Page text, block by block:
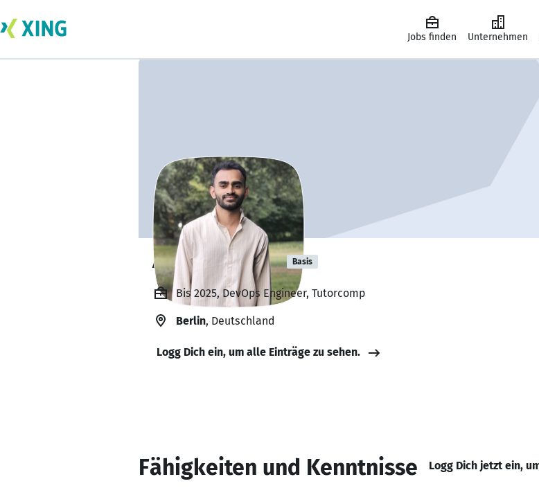
Jobs finden Unternehmen
Ajmal Koradan Basis
Bis 2025, DevOps Engineer, Tutorcomp
Berlin, Deutschland
Logg Dich ein, um alle Einträge zu sehen.
Fähigkeiten und Kenntnisse Logg Dich jetzt ein,